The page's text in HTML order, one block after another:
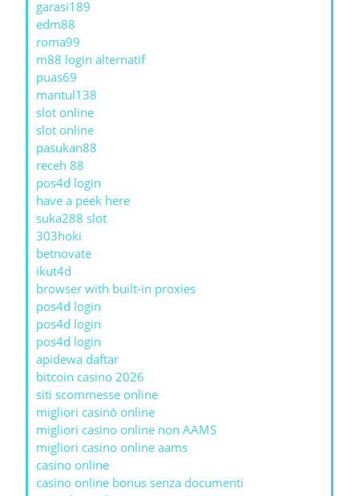
garasi189
edm88
roma99
m88 login alternatif
puas69
mantul138
slot online
slot online
pasukan88
receh 88
pos4d login
have a peek here
suka288 slot
303hoki
betnovate
ikut4d
browser with built-in proxies
pos4d login
pos4d login
pos4d login
apidewa daftar
bitcoin casino 2026
siti scommesse online
migliori casinò online
migliori casino online non AAMS
migliori casino online aams
casino online
casino online bonus senza documenti